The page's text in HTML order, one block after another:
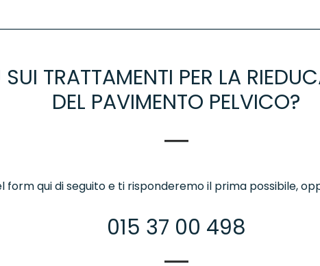
TRATTAMENTI PER LA
DEL PAVIMENTO PELVICO?
form qui di seguito e ti risponderemo il prima possibile,
015 37 00 498